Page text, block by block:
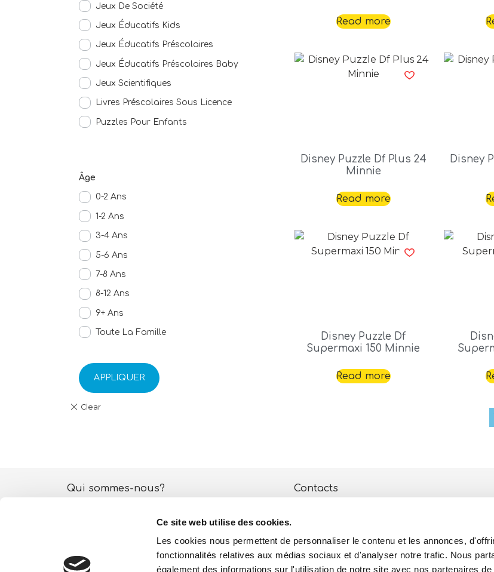
Ce site web utilise des cookies.
Les cookies nous permettent de personnaliser le contenu et les annonces,
fonctionnalités relatives aux médias sociaux et d'analyser notre trafic. Nous
également des informations sur l'utilisation de notre site avec nos partenaires de
Jeux De Société
Jeux Éducatifs Kids
Jeux Éducatifs Préscolaires
Jeux Éducatifs Préscolaires Baby
Jeux Scientifiques
Livres Préscolaires Sous Licence
Puzzles Pour Enfants
Âge
0-2 Ans
1-2 Ans
3-4 Ans
5-6 Ans
7-8 Ans
8-12 Ans
9+ Ans
Toute La Famille
APPLIQUER
Read more
Disney Puzzle Df Plus 24
Minnie
Read more
Disney
Disney Puzzle Df
Supermaxi 150 Minnie
Read more
Qui sommes-nous?
Boutique
Contacts
Politique de Confidentialité et de